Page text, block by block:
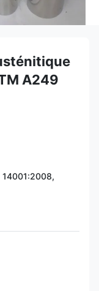
A249
14001:2008,